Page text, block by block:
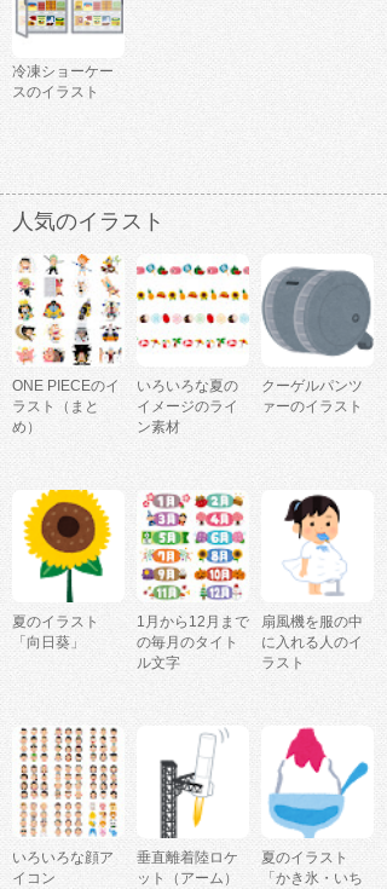
冷凍ショーケー
スのイラスト
人気のイラスト
ONE PIECEのイ
ラスト（まと
め）
いろいろな夏の
イメージのライ
ン素材
クーゲルパンツ
ァーのイラスト
夏のイラスト
「向日葵」
1月から12月まで
の毎月のタイト
ル文字
扇風機を服の中
に入れる人のイ
ラスト
いろいろな顔ア
イコン
垂直離着陸ロケ
ット（アーム）
夏のイラスト
「かき氷・いち